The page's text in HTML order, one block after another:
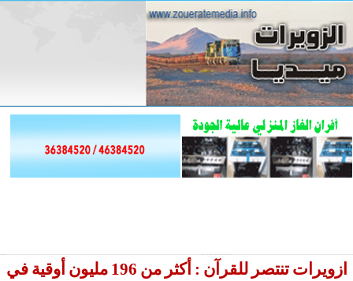
ازويرات تنتصر للقرآن : أكثر من 196 مليون أوقية في